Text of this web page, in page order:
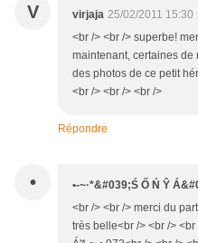
V virjaja 25/02/2011 15:30
<br /> <br /> superbe!
maintenant, certaines de
des photos de ce petit
<br /> <br /> <br />
Répondre
• •-~·*&#039;Ś Ő Ń Ŷ
<br /> <br /> merci du
très belle<br /> <br /> <br